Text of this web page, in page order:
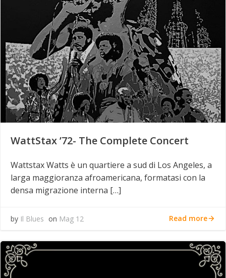
WattStax ’72- The Complete Concert
Wattstax Watts è un quartiere a sud di Los Angeles, a
larga maggioranza afroamericana, formatasi con la
densa migrazione interna […]
by Il Blues on Mag 12 Read more